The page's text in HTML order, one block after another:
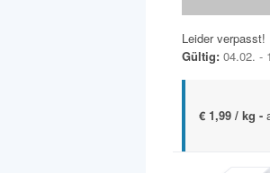
Leider verpasst!
Gültig: 04.02. -
€ 1,99 / kg -